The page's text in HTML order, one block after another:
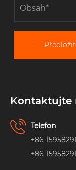
Předložit
Kontaktujte
Telefon
+86-
+86-